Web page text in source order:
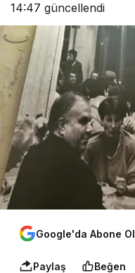
14:47 güncellendi
Google'da Abone Ol
Paylaş Beğen